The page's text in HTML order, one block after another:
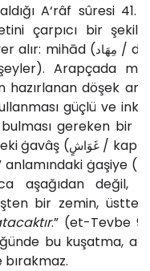
A‘râf sûresi
çarpıcı bir
alır: mihād (مِهَاد /
Arapçada
döşek
güçlü ve
gereken bir
ġavâş (غَوَاشٍ/
ġaşiye (
aşağıdan değil,
bir zemin,
.” (et-Tevbe
bu kuşatma,